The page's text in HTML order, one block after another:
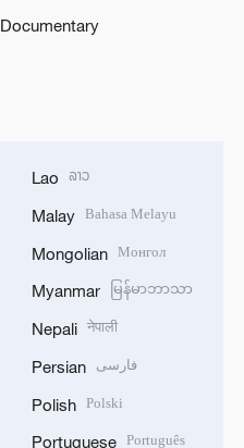
Documentary
Lao ລາວ
Malay Bahasa Melayu
Mongolian Монгол
Myanmar မြန်မာဘာသာ
Nepali नेपाली
Persian فارسی
Polish Polski
Portuguese Português